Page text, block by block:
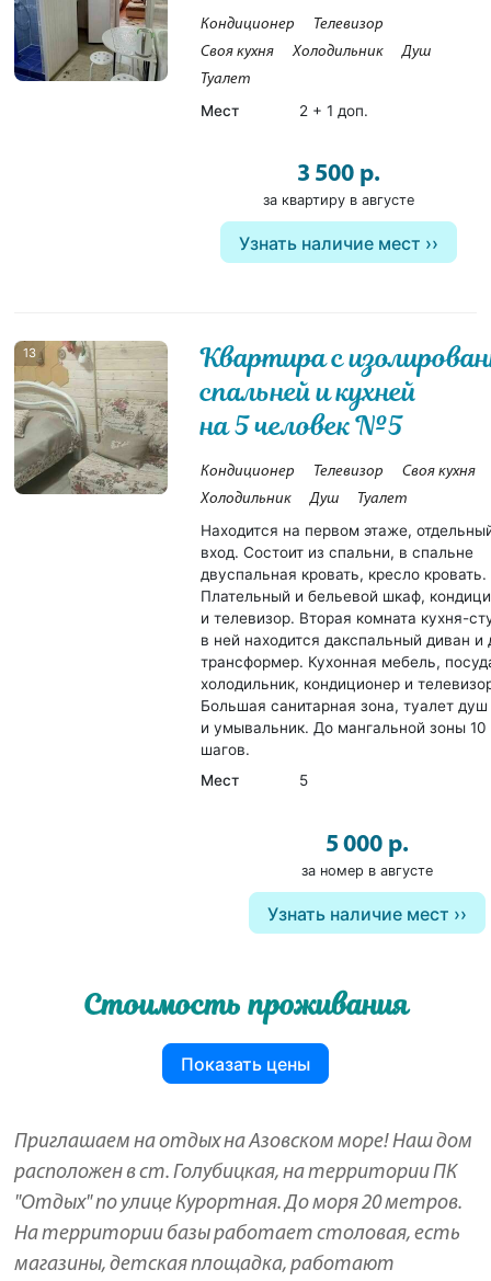
Кондиционер
Телевизор
Своя кухня
Холодильник
Душ
Туалет
Мест 2 + 1 доп.
3 500 р.
за квартиру в августе
Узнать наличие мест
13
Квартира с
спальней и кухней
на 5 человек №5
Кондиционер Телевизор
Своя кухня
Холодильник
Душ Туалет
Находится на первом этаже,
вход. Состоит из спальни, в спальне
двуспальная кровать, кресло кровать.
Плательный и бельевой шкаф,
и телевизор. Вторая комната кухня-
в ней находится дакспальный диван и
трансформер. Кухонная мебель,
холодильник, кондиционер и
Большая санитарная зона, туалет душ
и умывальник. До мангальной зоны 10
шагов.
Мест
5
5 000 р.
за номер в августе
Узнать наличие мест
Стоимость проживания
Показать цены
Приглашаем на отдых на Азовском море! Наш дом
расположен в ст. Голубицкая, на территории ПК
"Отдых" по улице Курортная. До моря 20 метров.
На территории базы работает столовая, есть
магазины, детская площадка, работают